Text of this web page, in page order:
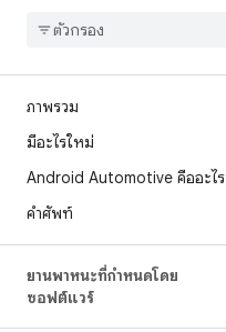
ภาพรวม
มีอะไรใหม่
Android Automotive คืออะไร
คำศัพท์
ยานพาหนะที่กำหนดโดย
ซอฟต์แวร์